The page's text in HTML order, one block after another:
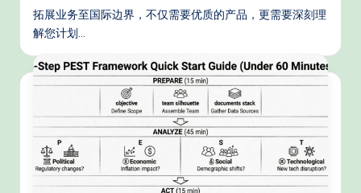
拓展业务至国际边界，不仅需要优质的产品，更需要深刻理
解您计划…